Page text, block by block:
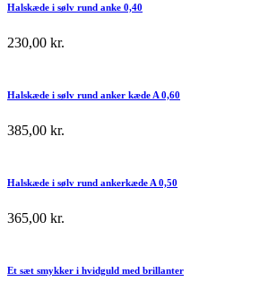
Halskæde i sølv rund anke 0,40
230,00 kr.
Halskæde i sølv rund anker kæde A 0,60
385,00 kr.
Halskæde i sølv rund ankerkæde A 0,50
365,00 kr.
Et sæt smykker i hvidguld med brillanter